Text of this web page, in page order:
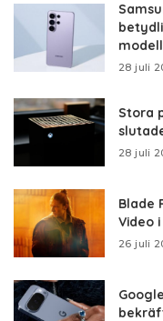
28 juli
Stora
28 juli
Blade
Video
26 juli